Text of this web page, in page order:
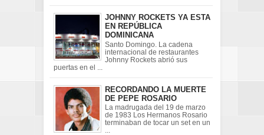
JOHNNY ROCKETS YA ESTA
EN REPÚBLICA
DOMINICANA
Santo Domingo. La cadena
internacional de restaurantes
Johnny Rockets abrió sus
puertas en el ...
RECORDANDO LA MUERTE
DE PEPE ROSARIO
La madrugada del 19 de marzo
de 1983 Los Hermanos Rosario
terminaban de tocar un set en un
...